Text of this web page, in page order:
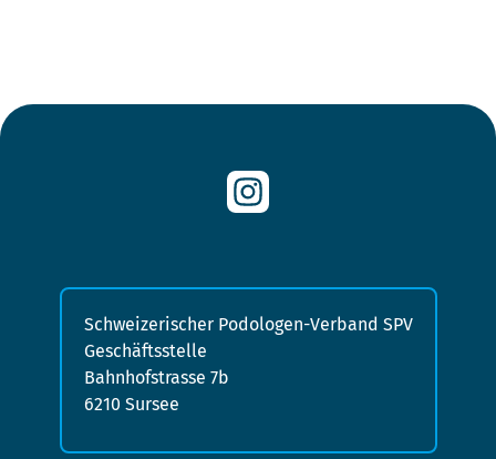
Schweizerischer Podologen-Verband SPV
Geschäftsstelle
Bahnhofstrasse 7b
6210 Sursee